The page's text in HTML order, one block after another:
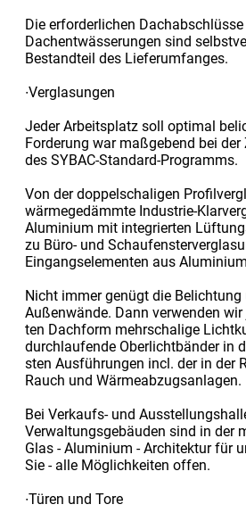
Die erforderlichen
Dachentwässerungen sind
Bestand­teil des Lieferumfanges.
∙Verglasungen
Jeder Arbeitsplatz soll optimal
Forderung war maßgebend bei
des SYBAC-Standard-Programms.
Von der doppelschaligen
wärmegedämmte Industrie-
Aluminium mit integrierten
zu Büro- und
Eingangselementen aus
Nicht immer genügt die Belichtung
Außenwände. Dann verwenden
ten Dachform mehrschalige
durchlaufende Oberlichtbänder in
sten Ausführungen incl. der in der
Rauch und Wärmeabzugsanlagen.
Bei Verkaufs- und
Verwaltungs­gebäuden sind in der
Glas - Aluminium - Architektur für
Sie - alle Möglichkeiten offen.
∙Türen und Tore